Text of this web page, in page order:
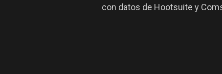
con datos de Hootsuite y